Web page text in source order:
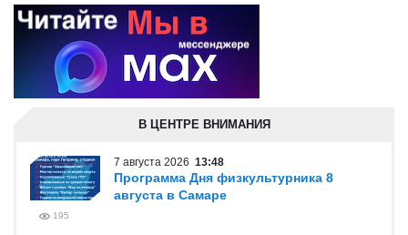
В ЦЕНТРЕ ВНИМАНИЯ
7 августа 2026 13:48
Программа Дня физкультурника 8
августа в Самаре
195